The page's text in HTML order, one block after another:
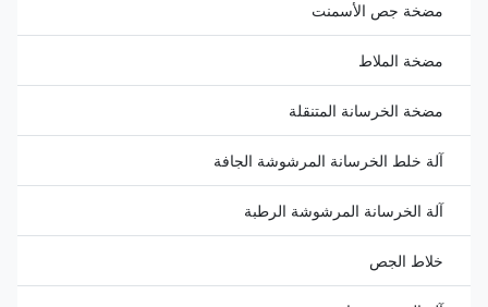
مضخة جص الأسمنت
مضخة الملاط
مضخة الخرسانة المتنقلة
آلة خلط الخرسانة المرشوشة الجافة
آلة الخرسانة المرشوشة الرطبة
خلاط الجص